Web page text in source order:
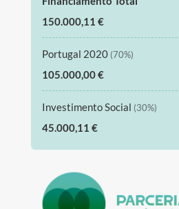
150.000,11 €
Portugal 2020 (70%)
105.000,00 €
Investimento Social (30%)
45.000,11 €